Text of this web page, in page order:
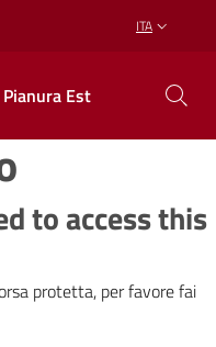
ITA
Est
to access this
protetta, per favore fai